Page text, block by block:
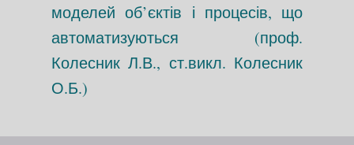
моделей об’єктів і процесів, що
автоматизуються (проф.
Колесник Л.В., ст.викл. Колесник
О.Б.)